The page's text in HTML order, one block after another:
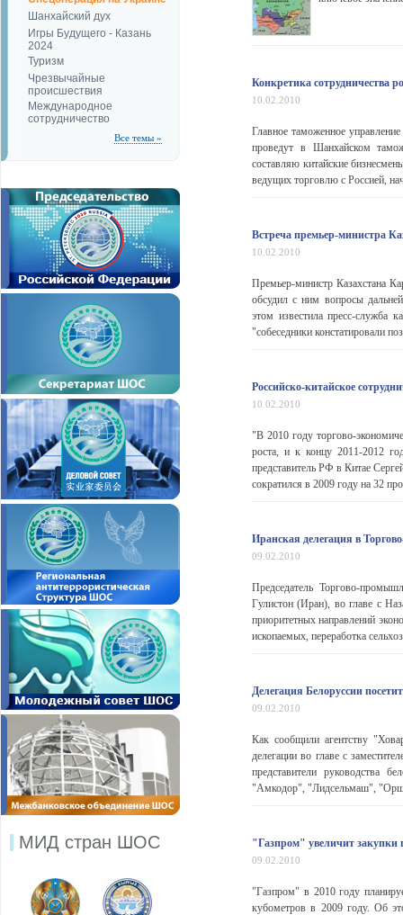
Шанхайский дух
Игры Будущего - Казань
2024
Туризм
Чрезвычайные
происшествия
Международное
сотрудничество
Все темы »
МИД стран ШОС
Конкретика сотрудничества
10.02.2010
Главное таможенное
проведут в Шанхайском
составляю китайские
ведущих торговлю с Россией,
Встреча премьер-министра
10.02.2010
Премьер-министр Казахстана
обсудил с ним вопросы
этом известила пресс-служба
"собеседники констатировали
Российско-китайское
10.02.2010
"В 2010 году торгово-
роста, и к концу 2011-2012
представитель РФ в Китае
сократился в 2009 году на 32
Иранская делегация в
09.02.2010
Председатель Торгово-
Гулистон (Иран), во главе с
приоритетных направлений
ископаемых, переработка
Делегация Белоруссии
09.02.2010
Как сообщили агентству
делегации во главе с
представители руководства
"Амкодор", "Лидсельмаш",
"Газпром" увеличит закупки
09.02.2010
"Газпром" в 2010 году
кубометров в 2009 году. Об